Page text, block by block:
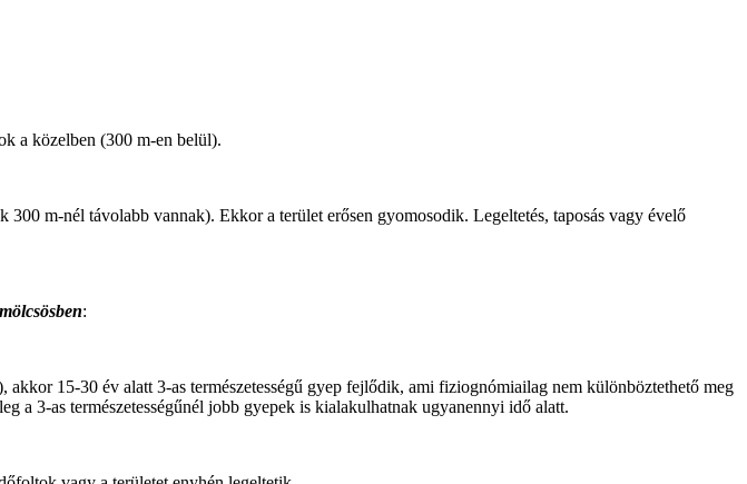
a közelben (300 m-en belül).
m-nél távolabb vannak). Ekkor a terület erősen gyomosodik. Legeltetés, taposás vagy évelő
:
15-30 év alatt 3-as természetességű gyep fejlődik, ami fiziognómiailag nem különböztethető meg
a 3-as természetességűnél jobb gyepek is kialakulhatnak ugyanennyi idő alatt.